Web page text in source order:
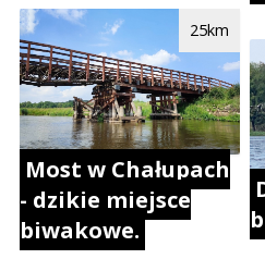
Most w Chałupach
- dzikie miejsce
biwakowe.
25km